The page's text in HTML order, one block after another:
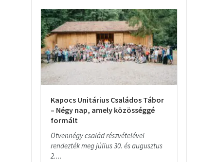
Kapocs Unitárius Családos Tábor
– Négy nap, amely közösséggé
formált
Ötvennégy család részvételével
rendezték meg július 30. és augusztus
2....